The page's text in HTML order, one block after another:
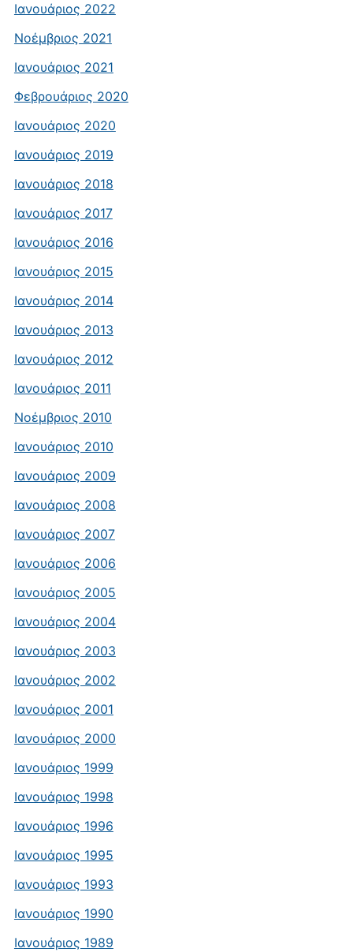
Ιανουάριος 2022
Νοέμβριος 2021
Ιανουάριος 2021
Φεβρουάριος 2020
Ιανουάριος 2020
Ιανουάριος 2019
Ιανουάριος 2018
Ιανουάριος 2017
Ιανουάριος 2016
Ιανουάριος 2015
Ιανουάριος 2014
Ιανουάριος 2013
Ιανουάριος 2012
Ιανουάριος 2011
Νοέμβριος 2010
Ιανουάριος 2010
Ιανουάριος 2009
Ιανουάριος 2008
Ιανουάριος 2007
Ιανουάριος 2006
Ιανουάριος 2005
Ιανουάριος 2004
Ιανουάριος 2003
Ιανουάριος 2002
Ιανουάριος 2001
Ιανουάριος 2000
Ιανουάριος 1999
Ιανουάριος 1998
Ιανουάριος 1996
Ιανουάριος 1995
Ιανουάριος 1993
Ιανουάριος 1990
Ιανουάριος 1989